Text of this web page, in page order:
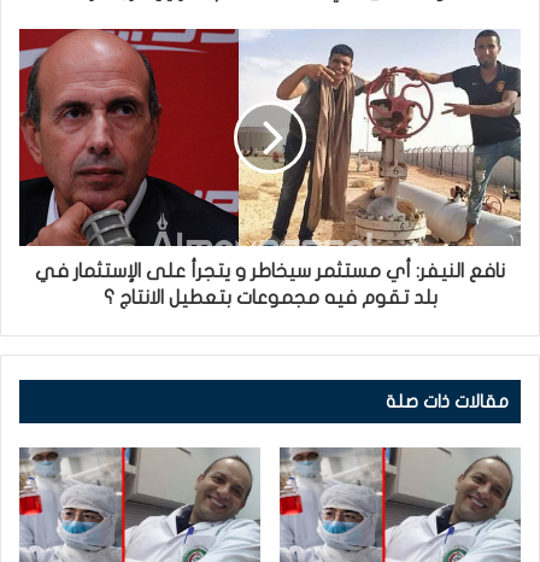
نافع النيفر: أي مستثمر سيخاطر و يتجرأ على الإستثمار في
بلد تقوم فيه مجموعات بتعطيل الانتاج ؟
مقالات ذات صلة